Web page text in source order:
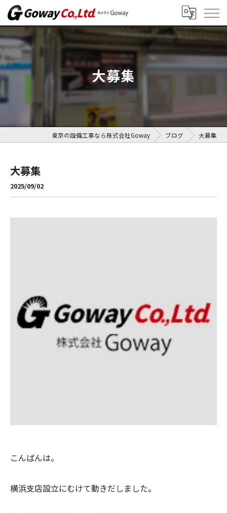
大募集
東京の設備工事なら株式会社Goway ブログ 大募集
大募集
2025/09/02
こんばんは。
横浜支店設立にむけて動きだしました。